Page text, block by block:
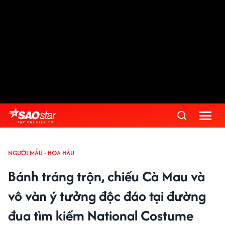
NGƯỜI MẪU - HOA HẬU
Bánh tráng trộn, chiếu Cà Mau và
vô vàn ý tưởng độc đáo tại đường
đua tìm kiếm National Costume